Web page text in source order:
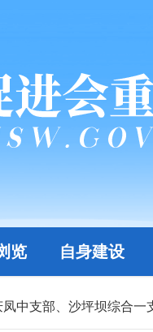
览 自身建设
凤中支部、沙坪坝综合一